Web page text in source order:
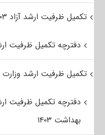
تکمیل ظرفیت ارشد آزاد ۱۴۰۳
دفترچه تکمیل ظرفیت ارشد
تکمیل ظرفیت ارشد وزارت
دفترچه تکمیل ظرفیت
بهداشت ۱۴۰۳